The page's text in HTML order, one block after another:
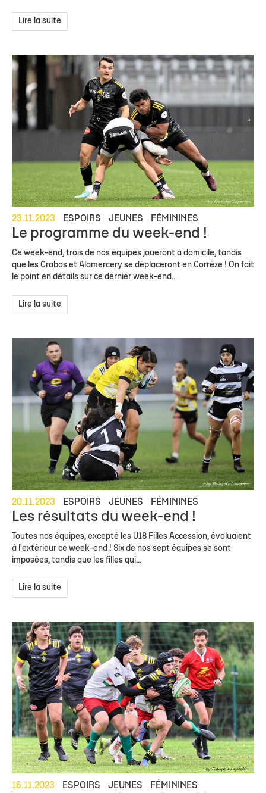
Lire la suite
23.11.2023 ESPOIRS JEUNES FÉMININES
Le programme du week-end !
Ce week-end, trois de nos équipes joueront à domicile, tandis
que les Crabos et Alamercery se déplaceront en Corrèze ! On fait
le point en détails sur ce dernier week-end...
Lire la suite
20.11.2023 ESPOIRS JEUNES FÉMININES
Les résultats du week-end !
Toutes nos équipes, excepté les U18 Filles Accession, évoluaient
à l'extérieur ce week-end ! Six de nos sept équipes se sont
imposées, tandis que les filles qui...
Lire la suite
16.11.2023 ESPOIRS JEUNES FÉMININES